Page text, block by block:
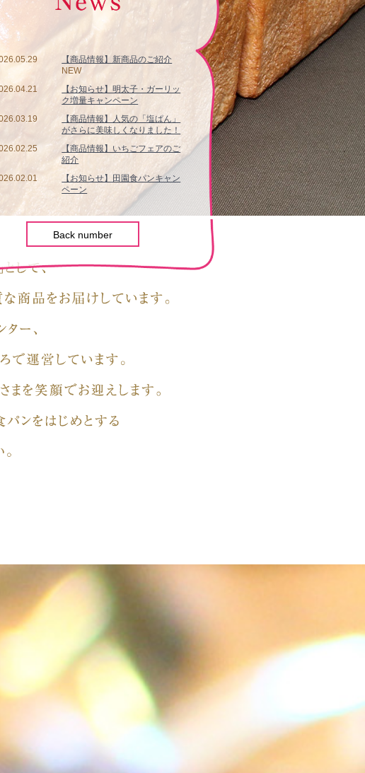
【商品情報】新商品のご紹介
NEW
【お知らせ】明太子・ガーリッ
ク増量キャンペーン
【商品情報】人気の「塩ぱん」
がさらに美味しくなりました！
【商品情報】いちごフェアのご
紹介
【お知らせ】田園食パンキャン
ペーン
Back number